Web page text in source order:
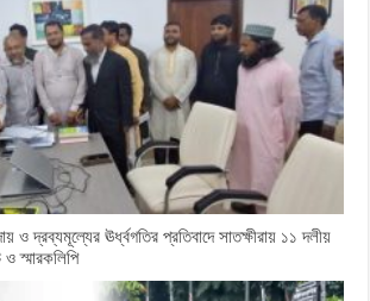
ও দ্রব্যমূল্যের ঊর্ধ্বগতির প্রতিবাদে সাতক্ষীরায় ১১ দলীয়
স্মারকলিপি